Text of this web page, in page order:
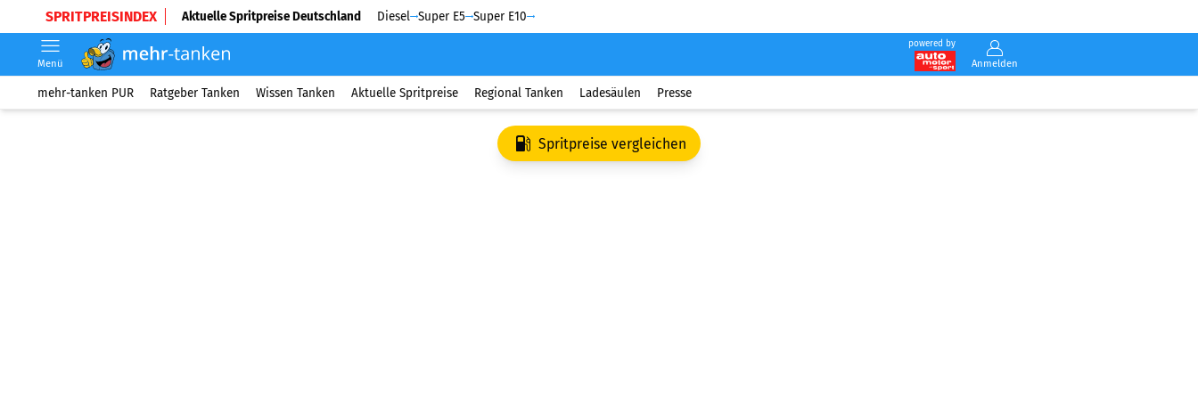
SPRITPREISINDEX Aktuelle Spritpreise Deutschland Diesel Super E5 Super E10
powered by
Anmelden
Menü
mehr-tanken PUR Ratgeber Tanken Wissen Tanken Aktuelle Spritpreise Regional Tanken Ladesäulen Presse
Spritpreise vergleichen